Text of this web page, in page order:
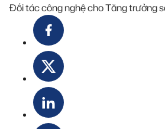
Đối tác công nghệ cho Tăng trưởng